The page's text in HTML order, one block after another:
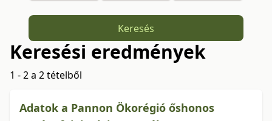
Keresés
Keresési eredmények
1 - 2 a 2 tételből
Adatok a Pannon Ökorégió őshonos